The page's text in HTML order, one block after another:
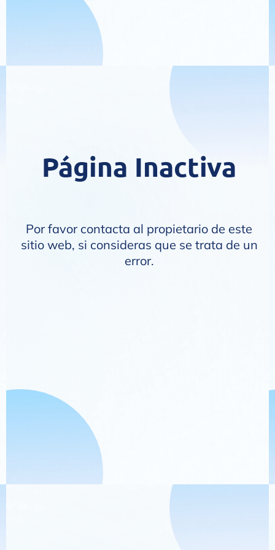
Página Inactiva
Por favor contacta al propietario de este
sitio web, si consideras que se trata de un
error.